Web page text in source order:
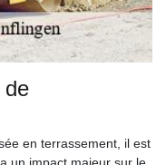
de
en terrassement, il est